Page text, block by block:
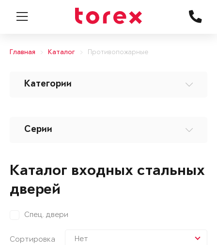
Главная Каталог Противопожарные
Категории
Серии
Каталог входных стальных
дверей
Спец. двери
Сортировка Нет